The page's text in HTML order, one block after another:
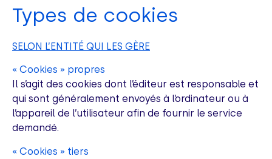
Types de cookies
SELON L’ENTITÉ QUI LES GÈRE
« Cookies » propres
Il s’agit des cookies dont l’éditeur est responsable et
qui sont généralement envoyés à l’ordinateur ou à
l’appareil de l’utilisateur afin de fournir le service
demandé.
« Cookies » tiers